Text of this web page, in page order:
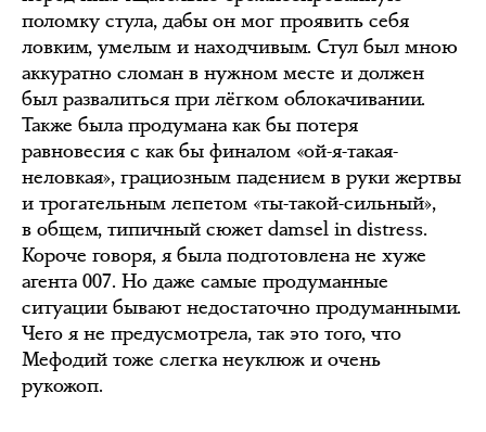
поломку стула, дабы он мог проявить себя
ловким, умелым и находчивым. Стул был мною
аккуратно сломан в нужном месте и должен
был развалиться при лёгком облокачивании.
Также была продумана как бы потеря
равновесия с как бы финалом «ой-я-такая-
неловкая», грациозным падением в руки жертвы
и трогательным лепетом «ты-такой-сильный»,
в общем, типичный сюжет damsel in distress.
Короче говоря, я была подготовлена не хуже
агента 007. Но даже самые продуманные
ситуации бывают недостаточно продуманными.
Чего я не предусмотрела, так это того, что
Мефодий тоже слегка неуклюж и очень
рукожоп.